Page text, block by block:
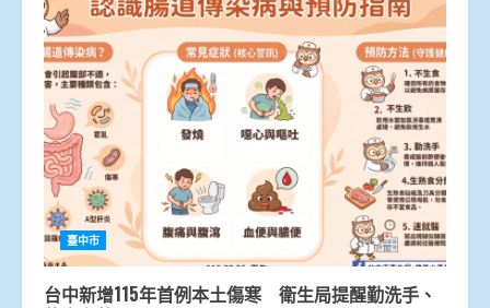
臺中市
台中新增115年首例本土傷寒 衛生局提醒勤洗手、